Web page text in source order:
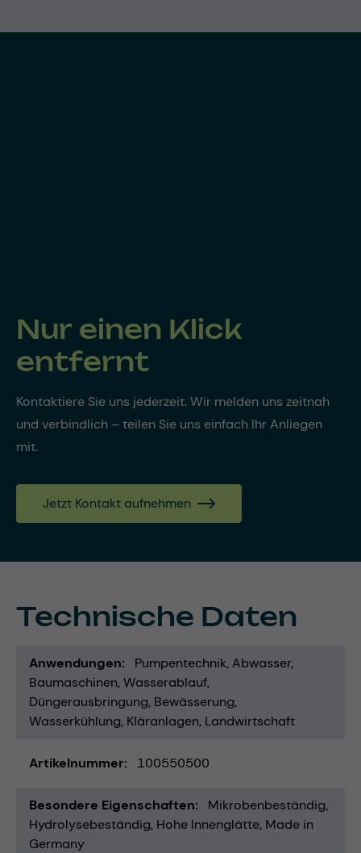
Nur einen Klick
entfernt
Kontaktiere Sie uns jederzeit. Wir melden uns zeitnah
und verbindlich – teilen Sie uns einfach Ihr Anliegen
mit.
Jetzt Kontakt aufnehmen
Technische Daten
Anwendungen Pumpentechnik Abwasser
Baumaschinen Wasserablauf
Düngerausbringung Bewässerung
Wasserkühlung Kläranlagen Landwirtschaft
Artikelnummer 100550500
Besondere Eigenschaften
Mikrobenbeständig
Hydrolysebeständig Hohe Innenglätte Made in
Germany